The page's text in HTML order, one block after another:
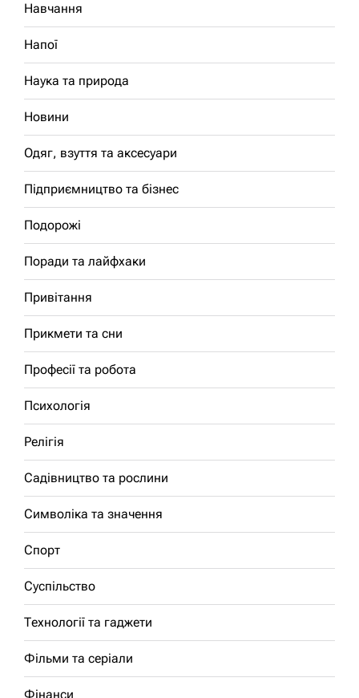
Навчання
Напої
Наука та природа
Новини
Одяг, взуття та аксесуари
Підприємництво та бізнес
Подорожі
Поради та лайфхаки
Привітання
Прикмети та сни
Професії та робота
Психологія
Релігія
Садівництво та рослини
Символіка та значення
Спорт
Суспільство
Технології та гаджети
Фільми та серіали
Фінанси